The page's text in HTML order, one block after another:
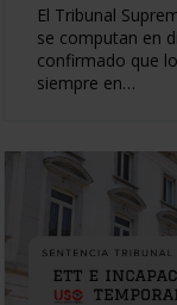
El Tribunal
se computan en
confirmado que
siempre en…